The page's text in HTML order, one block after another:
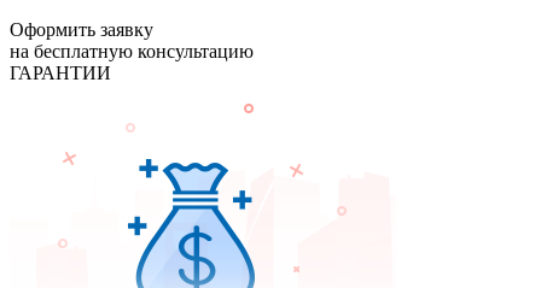
Оформить заявку
на бесплатную консультацию
ГАРАНТИИ